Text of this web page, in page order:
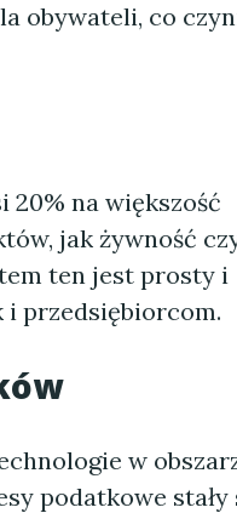
obywateli, co
20% na większość
jak żywność
ten jest prosty i
i przedsiębiorcom.
w
podatkowe stały